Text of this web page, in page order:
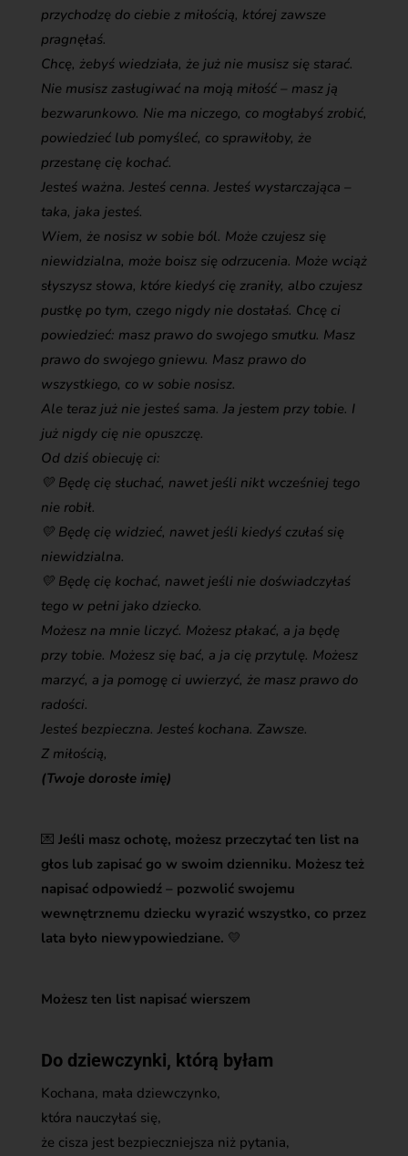
przychodzę do ciebie z miłością, której zawsze
pragnęłaś.
Chcę, żebyś wiedziała, że już nie musisz się starać.
Nie musisz zasługiwać na moją miłość – masz ją
bezwarunkowo. Nie ma niczego, co mogłabyś zrobić,
powiedzieć lub pomyśleć, co sprawiłoby, że
przestanę cię kochać.
Jesteś ważna. Jesteś cenna. Jesteś wystarczająca –
taka, jaka jesteś.
Wiem, że nosisz w sobie ból. Może czujesz się
niewidzialna, może boisz się odrzucenia. Może wciąż
słyszysz słowa, które kiedyś cię zraniły, albo czujesz
pustkę po tym, czego nigdy nie dostałaś. Chcę ci
powiedzieć: masz prawo do swojego smutku. Masz
prawo do swojego gniewu. Masz prawo do
wszystkiego, co w sobie nosisz.
Ale teraz już nie jesteś sama. Ja jestem przy tobie. I
już nigdy cię nie opuszczę.
Od dziś obiecuję ci:
💛 Będę cię słuchać, nawet jeśli nikt wcześniej tego
nie robił.
💛 Będę cię widzieć, nawet jeśli kiedyś czułaś się
niewidzialna.
💛 Będę cię kochać, nawet jeśli nie doświadczyłaś
tego w pełni jako dziecko.
Możesz na mnie liczyć. Możesz płakać, a ja będę
przy tobie. Możesz się bać, a ja cię przytulę. Możesz
marzyć, a ja pomogę ci uwierzyć, że masz prawo do
radości.
Jesteś bezpieczna. Jesteś kochana. Zawsze.
Z miłością,
(Twoje dorosłe imię)
💌 Jeśli masz ochotę, możesz przeczytać ten list na
głos lub zapisać go w swoim dzienniku. Możesz też
napisać odpowiedź – pozwolić swojemu
wewnętrznemu dziecku wyrazić wszystko, co przez
lata było niewypowiedziane. 💛
Możesz ten list napisać wierszem
Do dziewczynki, którą byłam
Kochana, mała dziewczynko,
która nauczyłaś się,
że cisza jest bezpieczniejsza niż pytania,